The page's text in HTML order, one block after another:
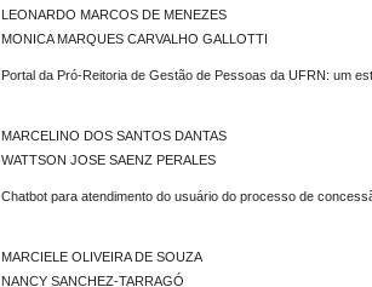
LEONARDO MARCOS DE MENEZES
MONICA MARQUES CARVALHO GALLOTTI
Portal da Pró-Reitoria de Gestão de Pessoas da UFRN: um
MARCELINO DOS SANTOS DANTAS
WATTSON JOSE SAENZ PERALES
Chatbot para atendimento do usuário do processo de
MARCIELE OLIVEIRA DE SOUZA
NANCY SANCHEZ-TARRAGÓ